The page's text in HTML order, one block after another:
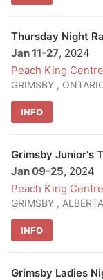
Thursday Night
Jan 11-27, 2024
Peach King Centre
GRIMSBY ,
INFO
Grimsby Junior's
Jan 09-25, 2024
Peach King Centre
GRIMSBY , ALBERTA
INFO
Grimsby Ladies